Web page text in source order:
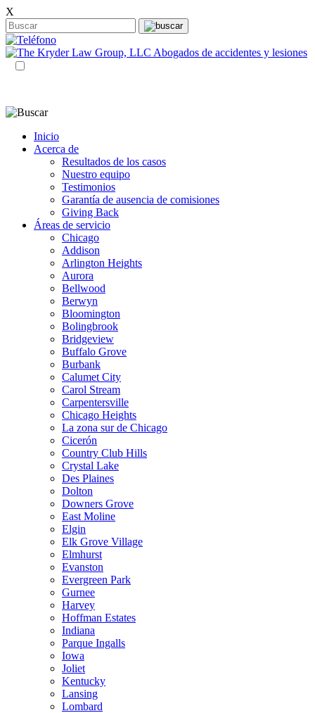
X
Inicio
Acerca de
Resultados de los casos
Nuestro equipo
Testimonios
Garantía de ausencia de comisiones
Giving Back
Áreas de servicio
Chicago
Addison
Arlington Heights
Aurora
Bellwood
Berwyn
Bloomington
Bolingbrook
Bridgeview
Buffalo Grove
Burbank
Calumet City
Carol Stream
Carpentersville
Chicago Heights
La zona sur de Chicago
Cicerón
Country Club Hills
Crystal Lake
Des Plaines
Dolton
Downers Grove
East Moline
Elgin
Elk Grove Village
Elmhurst
Evanston
Evergreen Park
Gurnee
Harvey
Hoffman Estates
Indiana
Parque Ingalls
Iowa
Joliet
Kentucky
Lansing
Lombard